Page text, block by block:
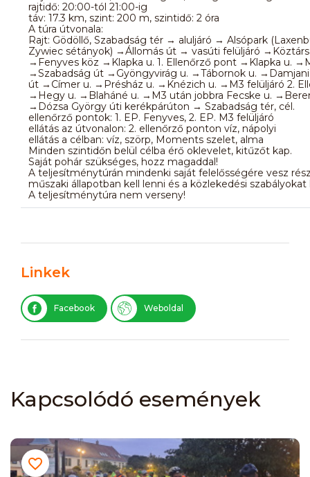
rajtidő: 20:00-tól 21:00-ig
táv: 17.3 km, szint: 200 m, szintidő: 2 óra
A túra útvonala:
Rajt: Gödöllő, Szabadság tér → aluljáró → Alsópark
Zywiec sétányok) →Állomás út → vasúti felüljáró
→Fenyves köz →Klapka u. 1. Ellenőrző pont →Klapka u.
→Szabadság út →Gyöngyvirág u. →Tábornok u.
út →Címer u. →Présház u. →Knézich u. →M3 felüljáró 2.
→Hegy u. →Blaháné u. →M3 után jobbra Fecske u.
→Dózsa György úti kerékpárúton → Szabadság tér, cél.
ellenőrző pontok: 1. EP. Fenyves, 2. EP.
ellátás az útvonalon: 2. ellenőrző ponton víz, nápolyi
ellátás a célban: víz, szörp, Moments szelet, alma
Minden szintidőn belül célba érő oklevelet, kitűzőt kap.
Saját pohár szükséges, hozz magaddal!
A teljesítménytúrán mindenki saját felelősségére vesz
műszaki állapotban kell lenni és a közlekedési
A teljesítménytúra nem verseny!
Linkek
Facebook Weboldal
Kapcsolódó események